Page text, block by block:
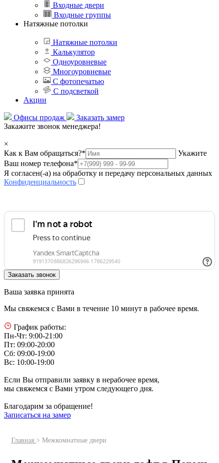
Входные двери
Входные группы
Натяжные потолки
Натяжные потолки
Калькулятор
Одноуровневые
Многоуровневые
С фотопечатью
С подсветкой
Акции
Офисы продаж
Заказать замер
Закажите звонок менеджера!
×
Как к Вам обращаться?*
Укажите
Ваш номер телефона*
Я согласен(-а) на обработку и передачу персональных данных
Конфиденциальность
Ваша заявка принята
Мы свяжемся с Вами в течение 10 минут в рабочее время.
График работы:
Пн-Чт: 9:00-21:00
Пт: 09:00-20:00
Сб: 09:00-19:00
Вс: 10:00-19:00
Если Вы отправили заявку в нерабочее время,
мы свяжемся с Вами утром следующего дня.
Благодарим за обращение!
Записаться на замер
Главная > Межкомнатные двери